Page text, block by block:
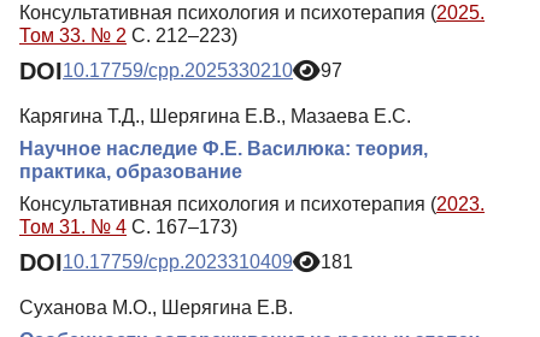
Консультативная психология и психотерапия (2025.
Том 33. № 2 С. 212–223)
DOI10.17759/cpp.2025330210 97
Карягина Т.Д., Шерягина Е.В., Мазаева Е.С.
Научное наследие Ф.Е. Василюка: теория,
практика, образование
Консультативная психология и психотерапия (2023.
Том 31. № 4 С. 167–173)
DOI10.17759/cpp.2023310409 181
Суханова М.О., Шерягина Е.В.